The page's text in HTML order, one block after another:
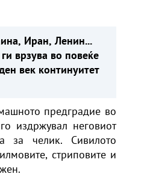
Иран, Ленин...
врзува во повеќе
век континуитет
предградие во
издржувал неговиот
за челик. Сивилото
стриповите и